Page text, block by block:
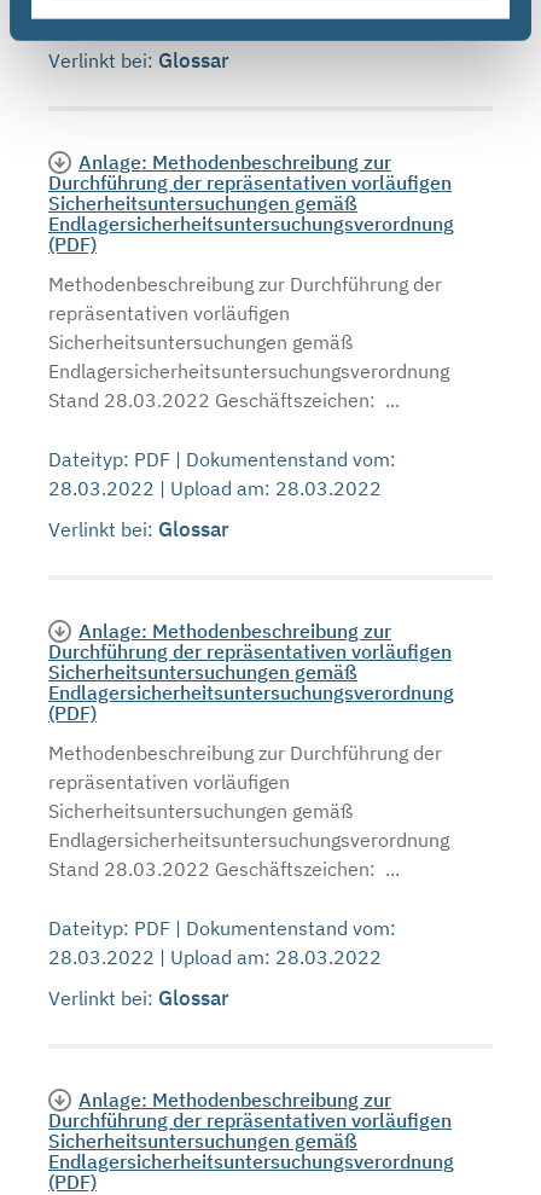
28.03.2022 | Upload am: 28.03.2022
Verlinkt bei: Glossar
Anlage: Methodenbeschreibung zur
Durchführung der repräsentativen vorläufigen
Sicherheitsuntersuchungen gemäß
Endlagersicherheitsuntersuchungsverordnung
(PDF)
Methodenbeschreibung zur Durchführung der
repräsentativen vorläufigen
Sicherheitsuntersuchungen gemäß
Endlagersicherheitsuntersuchungsverordnung
Stand 28.03.2022 Geschäftszeichen: ...
Dateityp: PDF | Dokumentenstand vom:
28.03.2022 | Upload am: 28.03.2022
Verlinkt bei: Glossar
Anlage: Methodenbeschreibung zur
Durchführung der repräsentativen vorläufigen
Sicherheitsuntersuchungen gemäß
Endlagersicherheitsuntersuchungsverordnung
(PDF)
Methodenbeschreibung zur Durchführung der
repräsentativen vorläufigen
Sicherheitsuntersuchungen gemäß
Endlagersicherheitsuntersuchungsverordnung
Stand 28.03.2022 Geschäftszeichen: ...
Dateityp: PDF | Dokumentenstand vom:
28.03.2022 | Upload am: 28.03.2022
Verlinkt bei: Glossar
Anlage: Methodenbeschreibung zur
Durchführung der repräsentativen vorläufigen
Sicherheitsuntersuchungen gemäß
Endlagersicherheitsuntersuchungsverordnung
(PDF)